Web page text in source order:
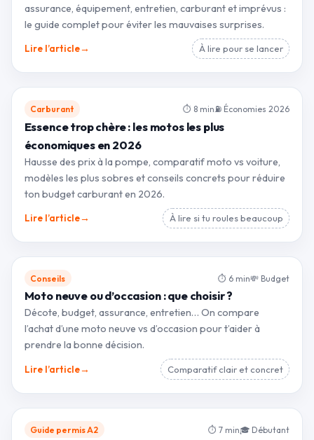
assurance, équipement, entretien, carburant et imprévus :
le guide complet pour éviter les mauvaises surprises.
Lire l’article→ À lire pour se lancer
Carburant ⏱ 8 min ⛽ Économies 2026
Essence trop chère : les motos les plus
économiques en 2026
Hausse des prix à la pompe, comparatif moto vs voiture,
modèles les plus sobres et conseils concrets pour réduire
ton budget carburant en 2026.
Lire l’article→ À lire si tu roules beaucoup
Conseils ⏱ 6 min💸 Budget
Moto neuve ou d’occasion : que choisir ?
Décote, budget, assurance, entretien… On compare
l’achat d’une moto neuve vs d’occasion pour t’aider à
prendre la bonne décision.
Lire l’article→ Comparatif clair et concret
Guide permis A2 ⏱ 7 min🎓 Débutant